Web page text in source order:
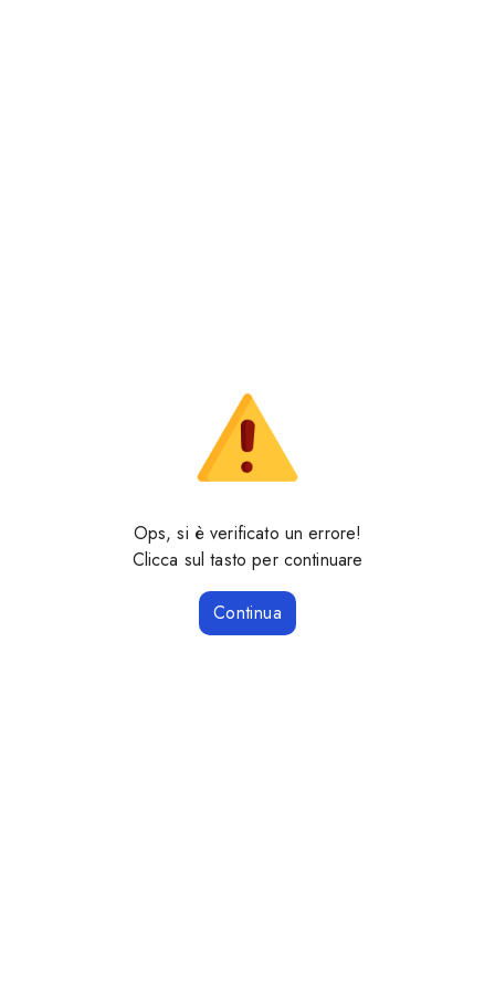
Ops, si è verificato un errore!
Clicca sul tasto per continuare
Continua